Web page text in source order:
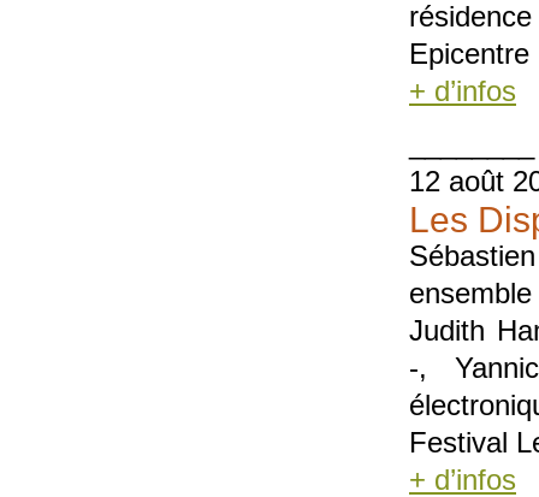
résidence
+ d’infos
12 août
Les
Judith
-,
Festival
+ d’infos